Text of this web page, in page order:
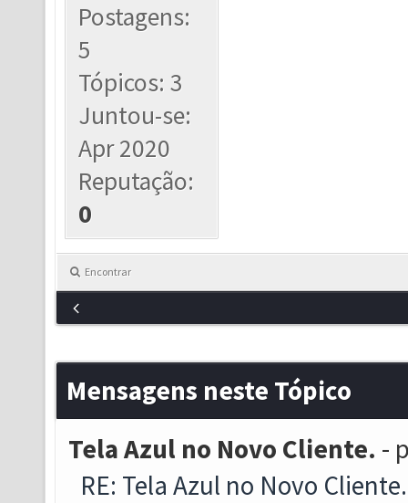
Postagens:
5
Tópicos: 3
Juntou-se:
Apr 2020
Reputação:
0
Encontrar
Mensagens neste Tópico
Tela Azul no Novo Cliente. -
RE: Tela Azul no Novo Cliente.